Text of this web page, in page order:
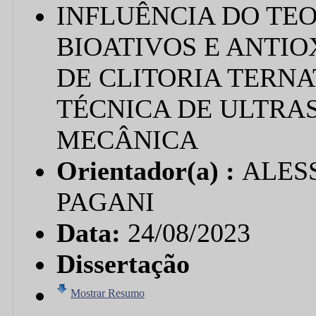
INFLUÊNCIA DO
BIOATIVOS E
DE CLITORIA
TÉCNICA DE
MECÂNICA
Orientador(a) :
PAGANI
Data: 24/08/2023
Dissertação
Mostrar Resumo